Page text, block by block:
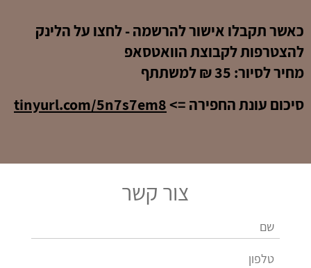
כאשר תקבלו אישור להרשמה - לחצו על הלינק
להצטרפות לקבוצת הוואטסאפ
מחיר לסיור: 35 ₪ למשתתף
סיכום עונת החפירה =>tinyurl.com/5n7s7em8
צור קשר